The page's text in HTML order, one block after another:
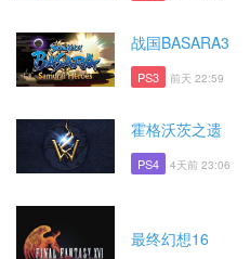
战国BASARA3
PS3 前天 22:59
霍格沃茨之遗
PS4 4天前 23:06
最终幻想16